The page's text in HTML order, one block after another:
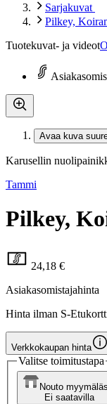
Sarjakuvat
Pilkey,
Tuotekuvat- ja videot
Avaa kuva
Karusellin
Tammi
Pilkey,
24,18 €
Asiakasomistajahinta
Hinta ilman S-
Verkkokaupan hinta
Valitse toimitustapa
Nouto
Ei saatavilla